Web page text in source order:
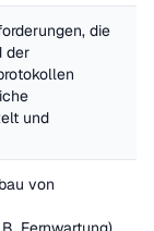
die
der
und
von